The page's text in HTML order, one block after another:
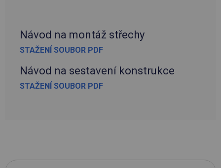
Návod na montáž střechy
STAŽENÍ SOUBOR PDF
Návod na sestavení konstrukce
STAŽENÍ SOUBOR PDF